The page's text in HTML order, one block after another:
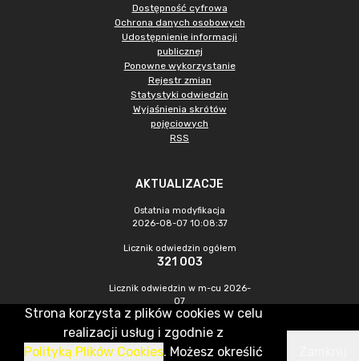
Dostępność cyfrowa
Ochrona danych osobowych
Udostępnienie informacji
publicznej
Ponowne wykorzystanie
Rejestr zmian
Statystyki odwiedzin
Wyjaśnienia skrótów
pojęciowych
RSS
AKTUALIZACJE
Ostatnia modyfikacja
2026-08-07 10:08:37
Licznik odwiedzin ogółem
321 003
Licznik odwiedzin w m-cu 2026-
07
1 062
CMS & Hosting: Nefeni Sp. z o.o.
Strona korzysta z plików cookies w celu
realizacji usług i zgodnie z
Polityką Plików Cookies. Możesz określić